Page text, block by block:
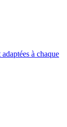
à chaque